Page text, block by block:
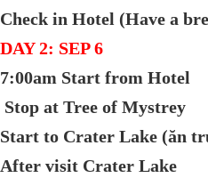
Check in Hotel (Have a
DAY 2: SEP 6
7:00am Start from Hotel
Stop at Tree of Mystrey
Start to Crater Lake (ăn
After visit Crater Lake